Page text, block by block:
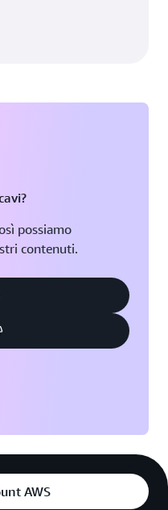
possiamo
contenuti.
AWS